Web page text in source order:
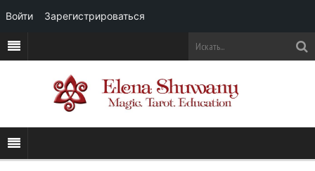
Войти Зарегистрироваться